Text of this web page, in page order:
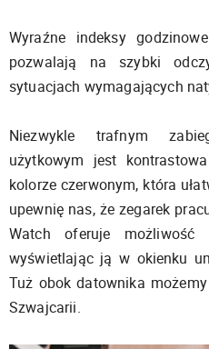
Wyraźne indeksy
pozwalają na szybki
sytuacjach wymagających
Niezwykle trafnym
użytkowym jest
kolorze czerwonym, która
upewnię nas, że zegarek
Watch oferuje możliwość
wyświetlając ją w okienku
Tuż obok datownika
Szwajcarii.